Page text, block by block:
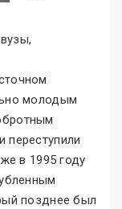
молодым
в 1995 году
позднее был